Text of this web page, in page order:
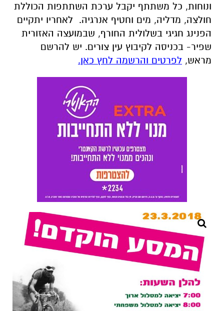
ונוחות, כל משתתף יקבל ערכת השתתפות הכוללת
חולצה, מדליה, מים וחטיף אנרגיה. לאחריו יתקיים
הפנינג חגיגי בשלולית החורף, שבמועצה האזורית
שפיר- בכניסה לקיבוץ עין צורים. יש להרשם
מראש, לפרטים והרשמה לחץ כאן.